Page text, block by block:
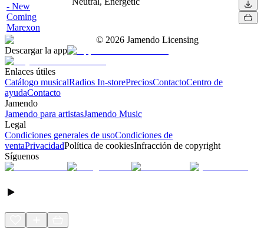
- New
Coming
Marexon
© 2026 Jamendo Licensing
Descargar la app
Enlaces útiles
Catálogo musicalRadios In-storePreciosContactoCentro de
ayudaContacto
Jamendo
Jamendo para artistasJamendo Music
Legal
Condiciones generales de usoCondiciones de
ventaPrivacidadPolítica de cookiesInfracción de copyright
Síguenos